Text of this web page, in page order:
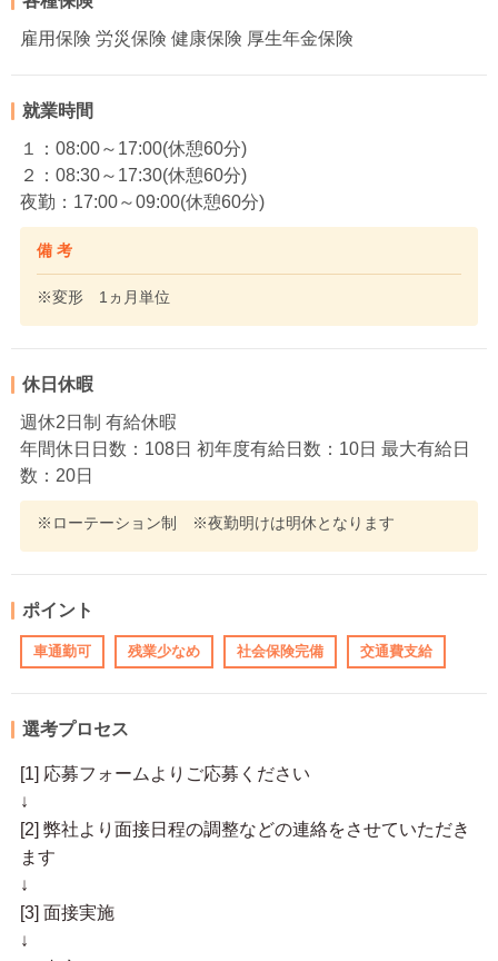
雇用保険 労災保険 健康保険 厚生年金保険
就業時間
１：08:00～17:00(休憩60分)
２：08:30～17:30(休憩60分)
夜勤：17:00～09:00(休憩60分)
備 考
※変形 1ヵ月単位
休日休暇
週休2日制 有給休暇
年間休日日数：108日 初年度有給日数：10日 最大有給日
数：20日
※ローテーション制 ※夜勤明けは明休となります
ポイント
車通勤可 残業少なめ 社会保険完備 交通費支給
選考プロセス
[1] 応募フォームよりご応募ください
↓
[2] 弊社より面接日程の調整などの連絡をさせていただき
ます
↓
[3] 面接実施
↓